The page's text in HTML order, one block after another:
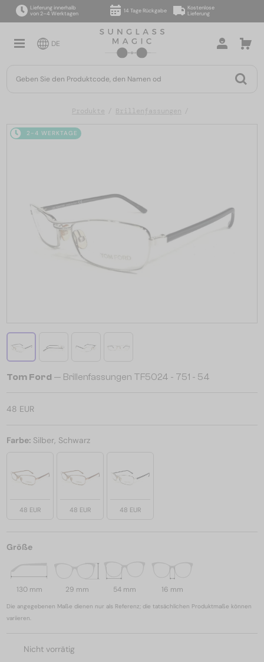
Lieferung innerhalb
von 2–4 Werktagen
14 Tage Rückgabe
Kostenlose
Lieferung
DE
Produkte Brillenfassungen
2-4 WERKTAGE
Tom Ford — Brillenfassungen TF5024 - 751 - 54
48 EUR
Farbe: Silber, Schwarz
48 EUR 48 EUR 48 EUR
Größe
130 mm 29 mm 54 mm 16 mm
Die angegebenen Maße dienen nur als Referenz; die tatsächlichen Produktmaße können
variieren.
Nicht vorrätig